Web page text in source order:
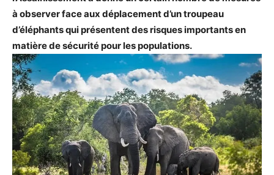
à observer face aux déplacement d’un troupeau
d’éléphants qui présentent des risques importants en
matière de sécurité pour les populations.